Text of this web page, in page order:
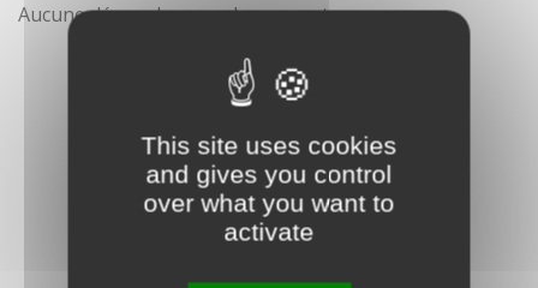
This site uses cookies
and gives you control
over what you want to
activate
Aucune démarche pour le moment